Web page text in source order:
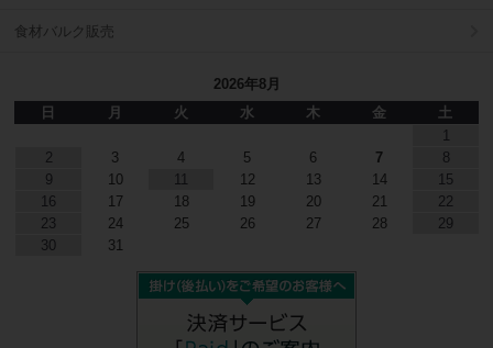
食材バルク販売
2026年8月
日
月 火 水 木 金
土
1
2
3 4 5 6 7
8
9
10 11 12 13 14
15
16
17 18 19 20 21
22
23
24 25 26 27 28
29
30
31